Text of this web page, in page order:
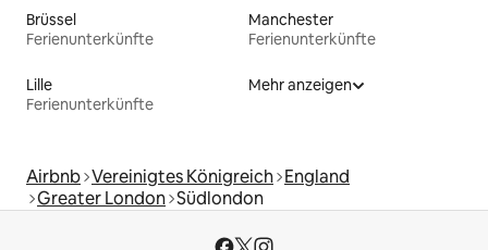
Brüssel
Ferienunterkünfte
Manchester
Ferienunterkünfte
Lille
Ferienunterkünfte
Mehr anzeigen
Airbnb Vereinigtes Königreich England
Greater London Südlondon